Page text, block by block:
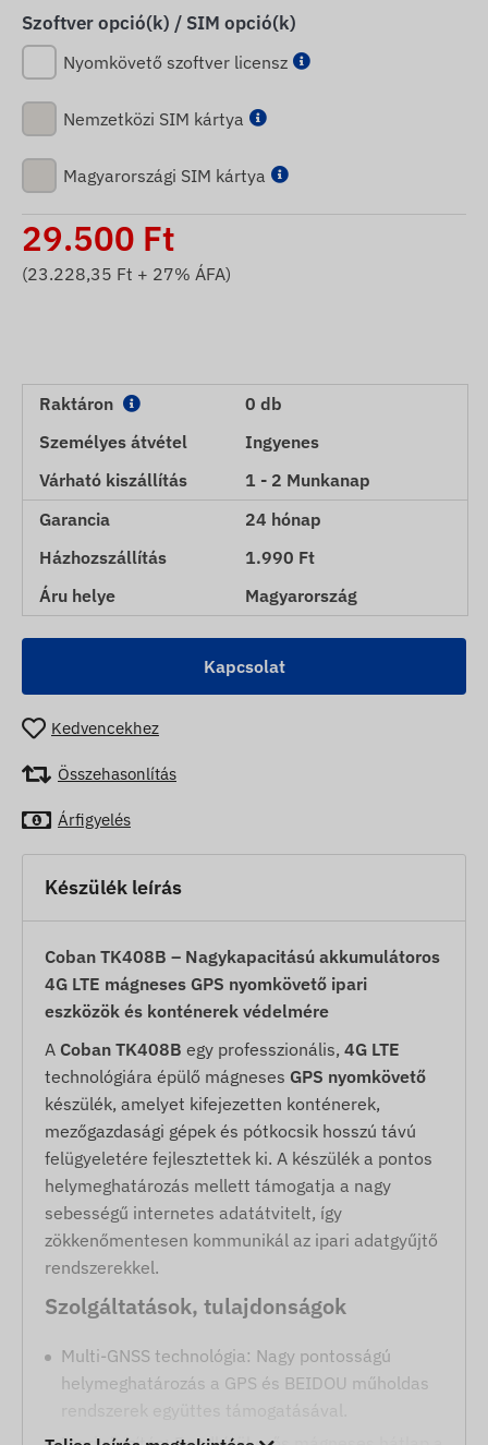
Szoftver opció(k) / SIM opció(k)
Nyomkövető szoftver licensz
Nemzetközi SIM kártya
Magyarországi SIM kártya
29.500 Ft
(23.228,35 Ft + 27% ÁFA)
Raktáron
0 db
Személyes átvétel
Ingyenes
Várható kiszállítás
1 - 2 Munkanap
Garancia
24 hónap
Házhozszállítás
1.990 Ft
Áru helye
Magyarország
Kapcsolat
Kedvencekhez
Összehasonlítás
Árfigyelés
Készülék leírás
Coban TK408B – Nagykapacitású akkumulátoros
4G LTE mágneses GPS nyomkövető ipari
eszközök és konténerek védelmére
A Coban TK408B egy professzionális, 4G LTE
technológiára épülő mágneses GPS nyomkövető
készülék, amelyet kifejezetten konténerek,
mezőgazdasági gépek és pótkocsik hosszú távú
felügyeletére fejlesztettek ki. A készülék a pontos
helymeghatározás mellett támogatja a nagy
sebességű internetes adatátvitelt, így
zökkenőmentesen kommunikál az ipari adatgyűjtő
rendszerekkel.
Szolgáltatások, tulajdonságok
Multi-GNSS technológia: Nagy pontosságú
helymeghatározás a GPS és BEIDOU műholdas
rendszerek együttes támogatásával.